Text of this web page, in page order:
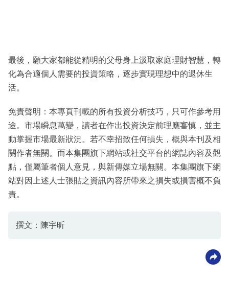
最後，願大家都能從精明的父母身上汲取家庭理財智慧，轉
化為合適個人需要的投資策略，逐步實現理想中的退休生
活。
免責聲明：本專頁刊載的所有投資分析技巧，只可作參考用
途。市場瞬息萬變，讀者在作出投資決定前理應審慎，並主
動掌握市場最新狀況。若不幸招致任何損失，概與本刊及相
關作者無關。而本集團旗下網站或社交平台的網誌內容及觀
點，僅屬筆者個人意見，與新傳媒立場無關。本集團旗下網
站對因上述人士張貼之資訊內容所帶來之損失或損害概不負
責。
撰文：陳宇昕